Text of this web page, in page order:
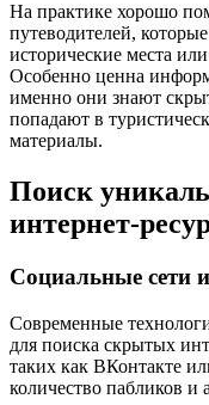
На практике хорошо
путеводителей,
исторические места
Особенно ценна
именно они знают
попадают в
материалы.
Поиск
интернет-
Социальные сети
Современные
для поиска скрытых
таких как ВКонтакте
количество пабликов